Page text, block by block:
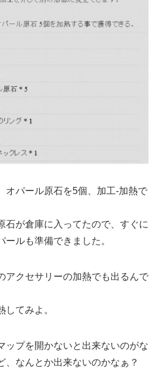
オパール原石を5個、加工-加熱で
石が倉庫に入ってたので、すぐに
ルも準備できました。
アクセサリーの加熱でも出るんで
てみよ。
ップを開かないと出来ないのがな
、なんとか出来ないのかなぁ？